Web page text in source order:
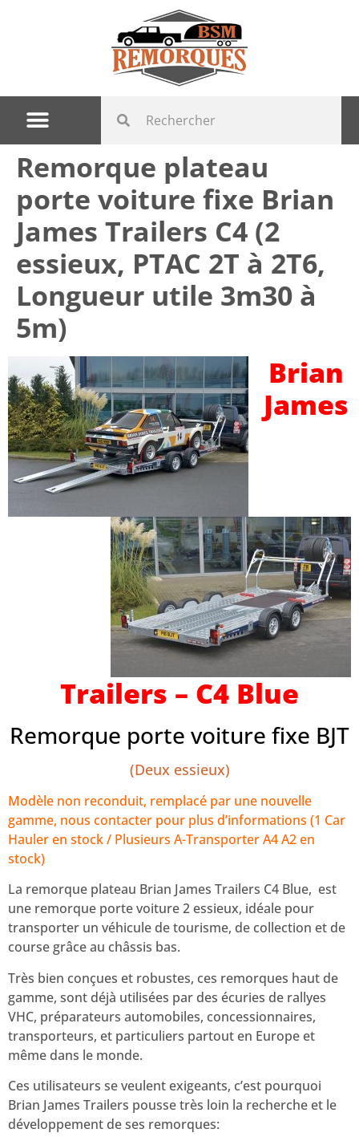
Remorque plateau
porte voiture fixe Brian
James Trailers C4 (2
essieux, PTAC 2T à 2T6,
Longueur utile 3m30 à
5m)
Brian
James
Trailers – C4 Blue
Remorque porte voiture fixe BJT
(Deux essieux)
Modèle non reconduit, remplacé par une nouvelle
gamme, nous contacter pour plus d’informations (1 Car
Hauler en stock / Plusieurs A-Transporter A4 A2 en
stock)
La remorque plateau Brian James Trailers C4 Blue, est
une remorque porte voiture 2 essieux, idéale pour
transporter un véhicule de tourisme, de collection et de
course grâce au châssis bas.
Très bien conçues et robustes, ces remorques haut de
gamme, sont déjà utilisées par des écuries de rallyes
VHC, préparateurs automobiles, concessionnaires,
transporteurs, et particuliers partout en Europe et
même dans le monde.
Ces utilisateurs se veulent exigeants, c’est pourquoi
Brian James Trailers pousse très loin la recherche et le
développement de ses remorques: